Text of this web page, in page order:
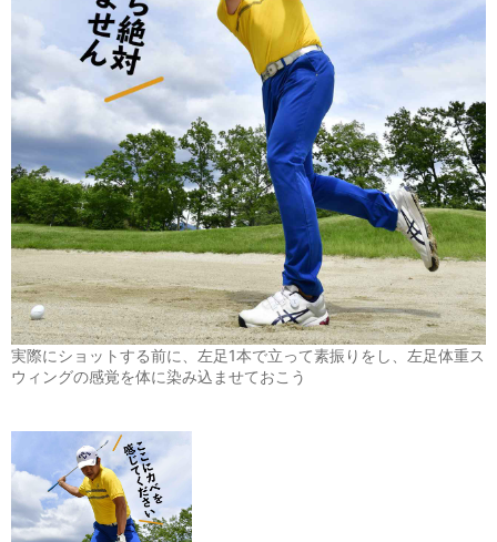
実際にショットする前に、左足1本で立って素振りをし、左足体重ス
ウィングの感覚を体に染み込ませておこう